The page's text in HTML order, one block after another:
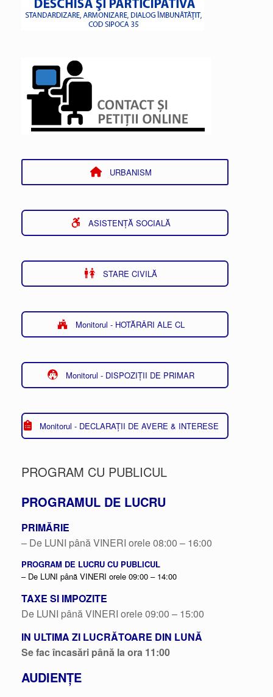
URBANISM
ASISTENȚĂ SOCIALĂ
STARE CIVILĂ
Monitorul - HOTĂRÂRI ALE CL
Monitorul - DISPOZIȚII DE PRIMAR
Monitorul - DECLARAȚII DE AVERE & INTERESE
PROGRAM CU PUBLICUL
PROGRAMUL DE LUCRU
PRIMĂRIE
– De LUNI până VINERI orele 08:00 – 16:00
PROGRAM DE LUCRU CU PUBLICUL
– De LUNI până VINERI orele 09:00 – 14:00
TAXE SI IMPOZITE
De LUNI până VINERI orele 09:00 – 15:00
IN ULTIMA ZI LUCRĂTOARE DIN LUNĂ
Se fac încasări până la ora 11:00
AUDIENȚE